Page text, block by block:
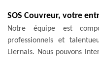
SOS Couvreur, votre
Notre équipe est
professionnels et
Liernais. Nous pouvons